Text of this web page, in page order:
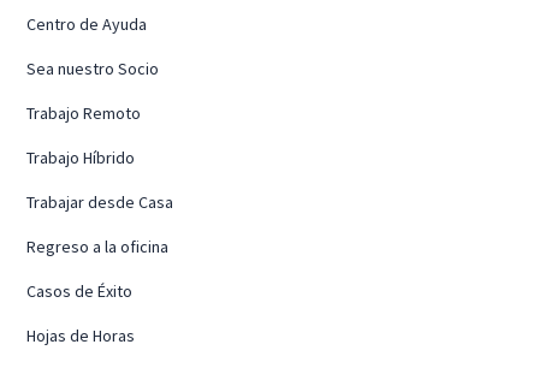
Centro de Ayuda
Sea nuestro Socio
Trabajo Remoto
Trabajo Híbrido
Trabajar desde Casa
Regreso a la oficina
Casos de Éxito
Hojas de Horas